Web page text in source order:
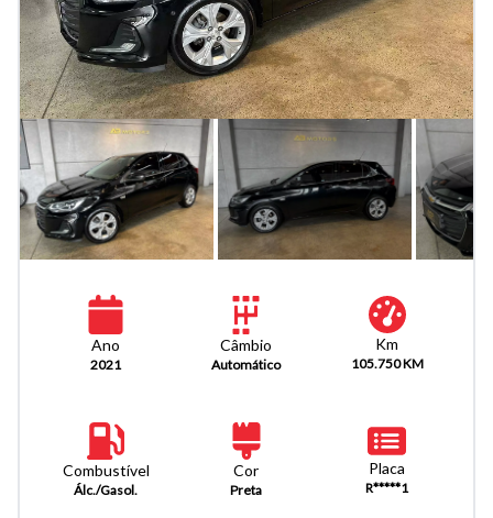
Ano
2021
Câmbio
Automático
Km
105.750 KM
Combustível
Álc./Gasol.
Cor
Preta
Placa
R*****1